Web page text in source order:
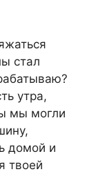
стал
утра,
мы могли
домой и
твоей